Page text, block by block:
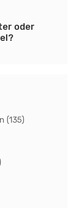
oder
(135)